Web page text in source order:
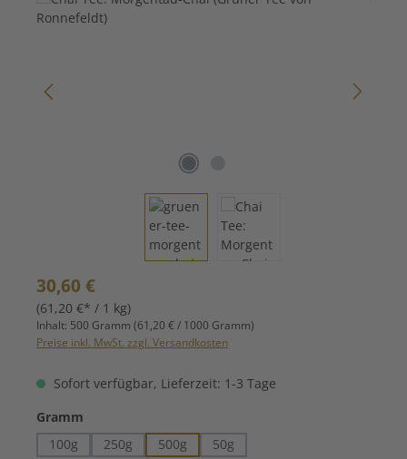
Regulärer Preis:
30,60 €
(61,20 €* / 1 kg)
Inhalt: 500 Gramm (61,20 € / 1000 Gramm)
Preise inkl. MwSt. zzgl. Versandkosten
Sofort verfügbar, Lieferzeit: 1-3 Tage
Gramm
100g
250g 500g 50g